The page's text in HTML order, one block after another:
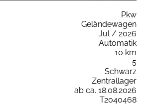
Pkw
Geländewagen
Jul / 2026
Automatik
10 km
5
Schwarz
Zentrallager
ab ca. 18.08.2026
T2040468